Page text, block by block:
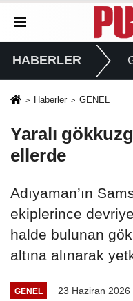
HABERLER
Haberler GENEL
Yaralı
ellerde
Adıyaman’ın
ekiplerince
halde bulunan
altına alınarak
GENEL 23 Haziran 2026